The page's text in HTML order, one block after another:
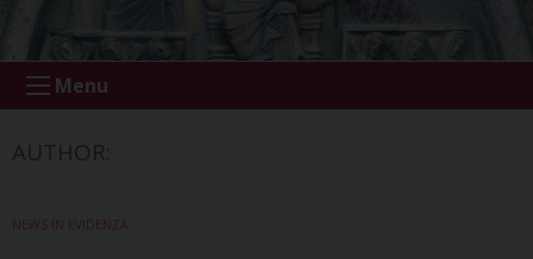
Menu
NEWS IN EVIDENZA